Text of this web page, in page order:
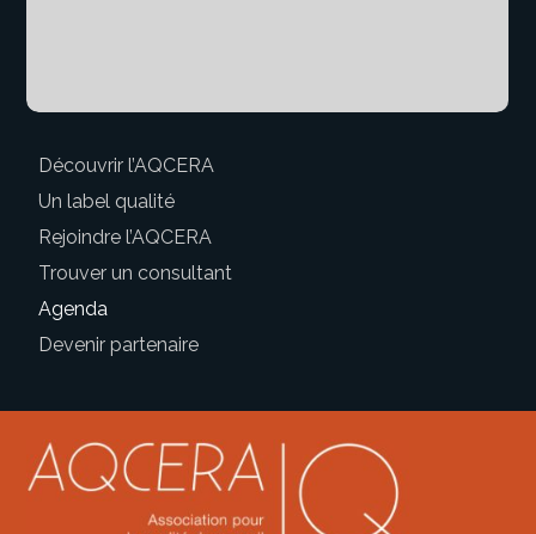
Découvrir l’AQCERA
Un label qualité
Rejoindre l’AQCERA
Trouver un consultant
Agenda
Devenir partenaire